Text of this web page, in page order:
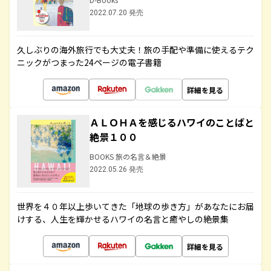
2022.07.20 発売
久しぶりの海外旅行でも大丈夫！旅の手配や準備に使えるテク
ニックがつまった24ページの電子書籍
詳細を見る
ＡＬＯＨＡを感じるハワイのことばと
絶景１００
BOOKS 旅の名言＆絶景
2022.05.26 発売
世界を４０年以上歩いてきた「地球の歩き方」があなたにお届
けする、人生を輝かせるハワイの名言と癒やしの絶景集
詳細を見る